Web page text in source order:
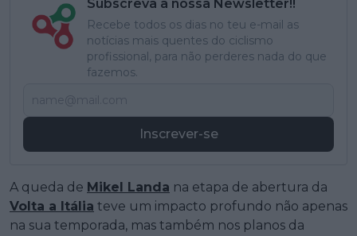
Subscreva a nossa Newsletter!!
Recebe todos os dias no teu e-mail as
notícias mais quentes do ciclismo
profissional, para não perderes nada do que
fazemos.
Inscrever-se
A queda de Mikel Landa na etapa de abertura da
Volta a Itália teve um impacto profundo não apenas
na sua temporada, mas também nos planos da